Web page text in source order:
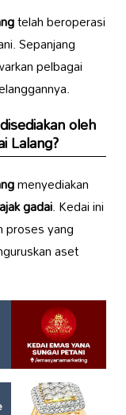
telah beroperasi
Sepanjang
pelbagai
oleh
Lalang?
menyediakan
gadai. Kedai ini
proses yang
aset